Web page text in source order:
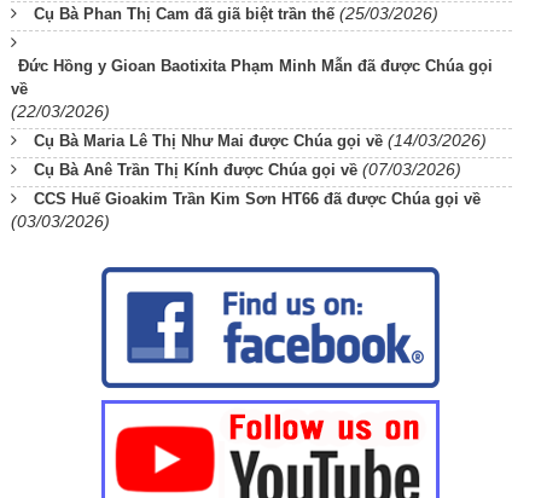
Cụ Bà Phan Thị Cam đã giã biệt trần thế (25/03/2026)
Đức Hồng y Gioan Baotixita Phạm Minh Mẫn đã được Chúa gọi
về
(22/03/2026)
Cụ Bà Maria Lê Thị Như Mai được Chúa gọi về (14/03/2026)
Cụ Bà Anê Trần Thị Kính được Chúa gọi về (07/03/2026)
CCS Huế Gioakim Trần Kim Sơn HT66 đã được Chúa gọi về
(03/03/2026)